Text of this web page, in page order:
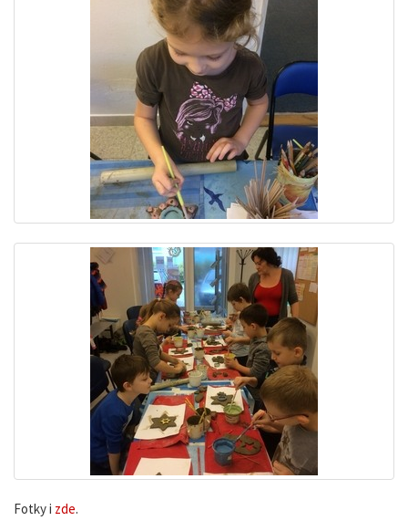
Fotky i zde.